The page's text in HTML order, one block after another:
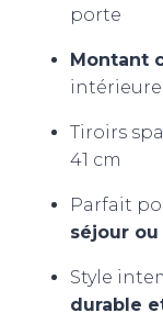
porte
Montant
intérieure
Tiroirs
41 cm
Parfait
séjour
Style
durable